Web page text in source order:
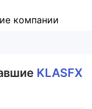
компании
KLASFX